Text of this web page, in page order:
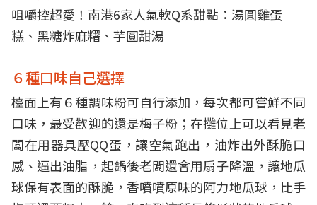
咀嚼控超愛！南港6家人氣軟Q系甜點：湯圓雞蛋
糕、黑糖炸麻糬、芋圓甜湯
６種口味自己選擇
檯面上有６種調味粉可自行添加，每次都可嘗鮮不同
口味，最受歡迎的還是梅子粉；在攤位上可以看見老
闆在用器具壓QQ蛋，讓空氣跑出，油炸出外酥脆口
感、逼出油脂，起鍋後老闆還會用扇子降溫，讓地瓜
球保有表面的酥脆，香噴噴原味的阿力地瓜球，比手